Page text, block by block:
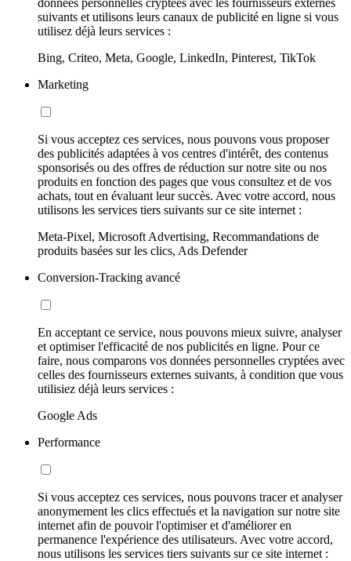
suivants et utilisons leurs canaux de publicité en ligne si vous
utilisez déjà leurs services :
Bing, Criteo, Meta, Google, LinkedIn, Pinterest, TikTok
Marketing
Si vous acceptez ces services, nous pouvons vous proposer
des publicités adaptées à vos centres d'intérêt, des contenus
sponsorisés ou des offres de réduction sur notre site ou nos
produits en fonction des pages que vous consultez et de vos
achats, tout en évaluant leur succès. Avec votre accord, nous
utilisons les services tiers suivants sur ce site internet :
Meta-Pixel, Microsoft Advertising, Recommandations de
produits basées sur les clics, Ads Defender
Conversion-Tracking avancé
En acceptant ce service, nous pouvons mieux suivre, analyser
et optimiser l'efficacité de nos publicités en ligne. Pour ce
faire, nous comparons vos données personnelles cryptées avec
celles des fournisseurs externes suivants, à condition que vous
utilisiez déjà leurs services :
Google Ads
Performance
Si vous acceptez ces services, nous pouvons tracer et analyser
anonymement les clics effectués et la navigation sur notre site
internet afin de pouvoir l'optimiser et d'améliorer en
permanence l'expérience des utilisateurs. Avec votre accord,
nous utilisons les services tiers suivants sur ce site internet :